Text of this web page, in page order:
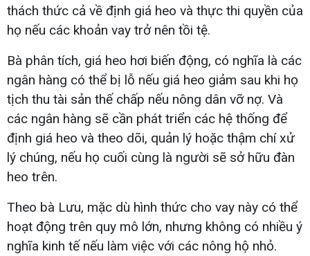
thách thức cả về định giá heo và thực thi quyền của
họ nếu các khoản vay trở nên tồi tệ.
Bà phân tích, giá heo hơi biến động, có nghĩa là các
ngân hàng có thể bị lỗ nếu giá heo giảm sau khi họ
tịch thu tài sản thế chấp nếu nông dân vỡ nợ. Và
các ngân hàng sẽ cần phát triển các hệ thống để
định giá heo và theo dõi, quản lý hoặc thậm chí xử
lý chúng, nếu họ cuối cùng là người sẽ sở hữu đàn
heo trên.
Theo bà Lưu, mặc dù hình thức cho vay này có thể
hoạt động trên quy mô lớn, nhưng không có nhiều ý
nghĩa kinh tế nếu làm việc với các nông hộ nhỏ.